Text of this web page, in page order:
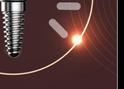
SAEI
Clinic